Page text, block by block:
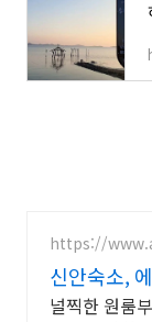
https://
신안숙소,
밥상 여행
널찍한 원룸